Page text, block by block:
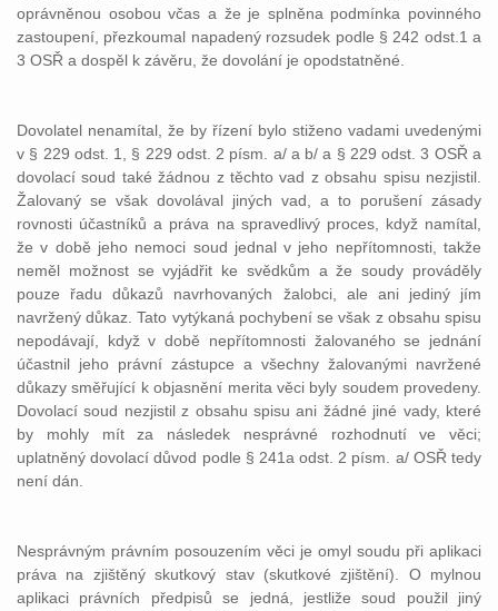
oprávněnou osobou včas a že je splněna podmínka povinného
zastoupení, přezkoumal napadený rozsudek podle § 242 odst.1 a
3 OSŘ a dospěl k závěru, že dovolání je opodstatněné.
Dovolatel nenamítal, že by řízení bylo stiženo vadami uvedenými
v § 229 odst. 1, § 229 odst. 2 písm. a/ a b/ a § 229 odst. 3 OSŘ a
dovolací soud také žádnou z těchto vad z obsahu spisu nezjistil.
Žalovaný se však dovolával jiných vad, a to porušení zásady
rovnosti účastníků a práva na spravedlivý proces, když namítal,
že v době jeho nemoci soud jednal v jeho nepřítomnosti, takže
neměl možnost se vyjádřit ke svědkům a že soudy prováděly
pouze řadu důkazů navrhovaných žalobci, ale ani jediný jím
navržený důkaz. Tato vytýkaná pochybení se však z obsahu spisu
nepodávají, když v době nepřítomnosti žalovaného se jednání
účastnil jeho právní zástupce a všechny žalovanými navržené
důkazy směřující k objasnění merita věci byly soudem provedeny.
Dovolací soud nezjistil z obsahu spisu ani žádné jiné vady, které
by mohly mít za následek nesprávné rozhodnutí ve věci;
uplatněný dovolací důvod podle § 241a odst. 2 písm. a/ OSŘ tedy
není dán.
Nesprávným právním posouzením věci je omyl soudu při aplikaci
práva na zjištěný skutkový stav (skutkové zjištění). O mylnou
aplikaci právních předpisů se jedná, jestliže soud použil jiný